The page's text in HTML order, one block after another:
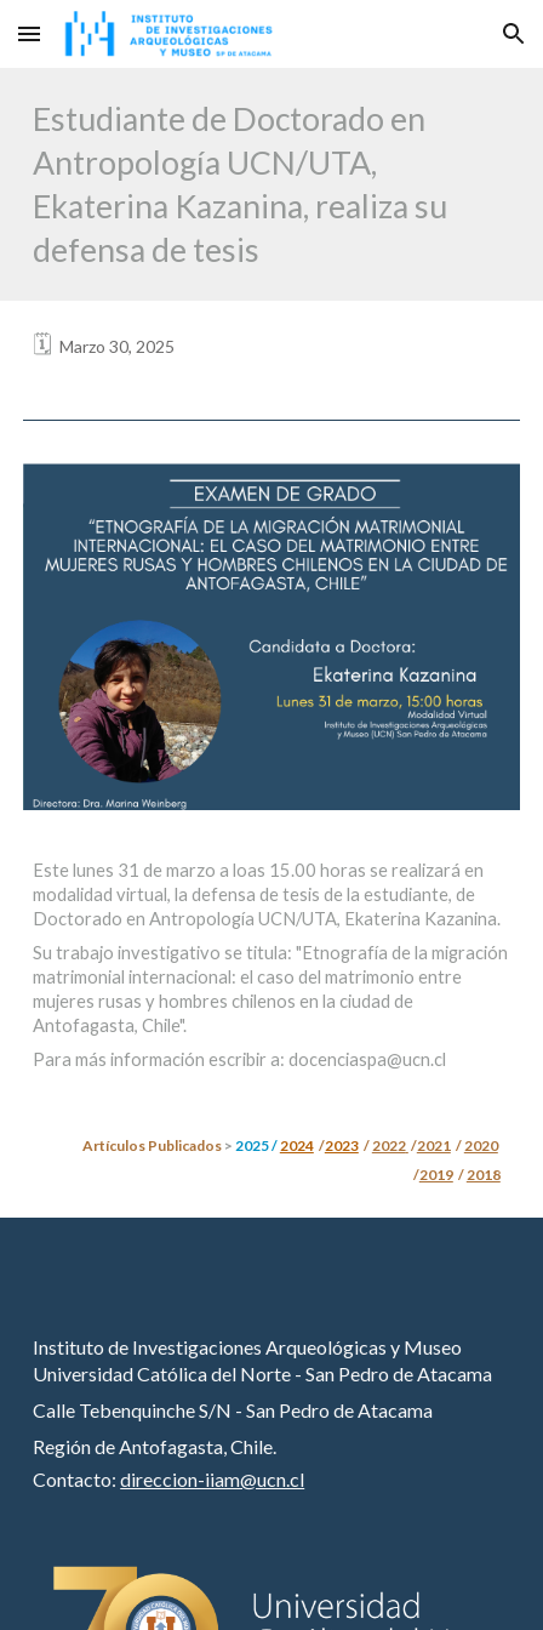
Skip to main content Skip to navigation
Estudiante de Doctorado en
Antropología UCN/UTA,
Ekaterina Kazanina, realiza su
defensa de tesis
🗓️ Marzo 30, 2025
Este lunes 31 de marzo a loas 15.00 horas se realizará en
modalidad virtual, la defensa de tesis de la estudiante, de
Doctorado en Antropología UCN/UTA, Ekaterina Kazanina.
Su trabajo investigativo se titula: "Etnografía de la migración
matrimonial internacional: el caso del matrimonio entre
mujeres rusas y hombres chilenos en la ciudad de
Antofagasta, Chile".
Para más información escribir a: docenciaspa@ucn.cl
Artículos Publicados > 2025 /2024 /2023/2022 /2021/2020
/2019/2018
Instituto de Investigaciones Arqueológicas y Museo
Universidad Católica del Norte - San Pedro de Atacama
Calle Tebenquinche S/N - San Pedro de Atacama
Región de Antofagasta, Chile.
Contacto:direccion-iiam@ucn.cl